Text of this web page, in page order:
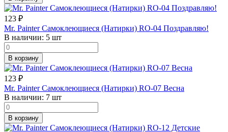
123 ₽
Mr. Painter Самоклеющиеся (Натирки) RO-04 Поздравляю!
В наличии: 5 шт
В корзину
123 ₽
Mr. Painter Самоклеющиеся (Натирки) RO-07 Весна
В наличии: 7 шт
В корзину